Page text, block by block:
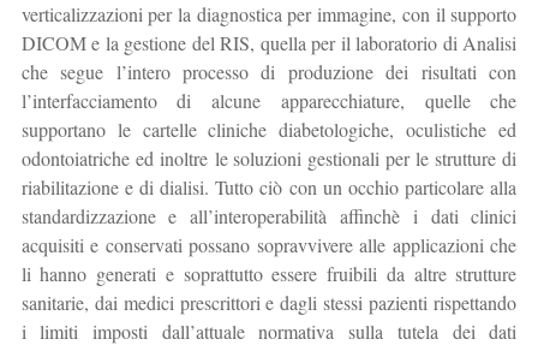
verticalizzazioni per la diagnostica per immagine, con il supporto
DICOM e la gestione del RIS, quella per il laboratorio di Analisi
che segue l’intero processo di produzione dei risultati con
l’interfacciamento di alcune apparecchiature, quelle che
supportano le cartelle cliniche diabetologiche, oculistiche ed
odontoiatriche ed inoltre le soluzioni gestionali per le strutture di
riabilitazione e di dialisi. Tutto ciò con un occhio particolare alla
standardizzazione e all’interoperabilità affinchè i dati clinici
acquisiti e conservati possano sopravvivere alle applicazioni che
li hanno generati e soprattutto essere fruibili da altre strutture
sanitarie, dai medici prescrittori e dagli stessi pazienti rispettando
i limiti imposti dall’attuale normativa sulla tutela dei dati